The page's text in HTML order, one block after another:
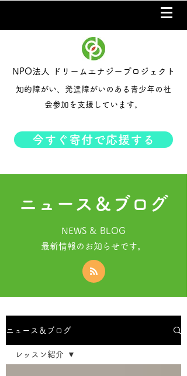
NPO法人 ドリームエナジープロジェクト
知的障がい、発達障がいのある青少年の社
会参加を支援しています。
今すぐ寄付で応援する
ニュース＆ブログ
NEWS & BLOG
​最新情報のお知らせです。
ニュース＆ブログ
レッスン紹介